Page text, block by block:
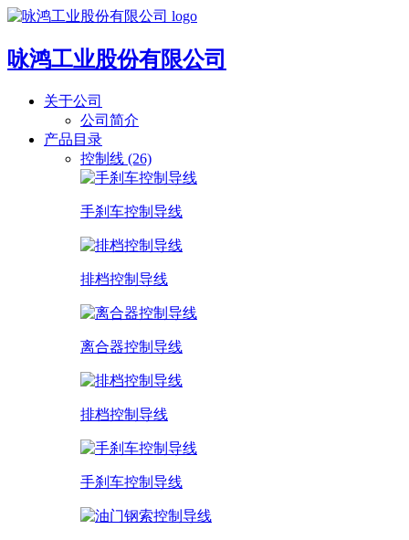
咏鸿工业股份有限公司
关于公司
公司简介
产品目录
控制线 (26)
手刹车控制导线
排档控制导线
离合器控制导线
排档控制导线
手刹车控制导线